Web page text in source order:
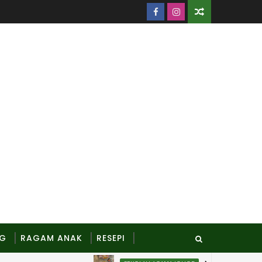
RAGAM ANAK RESEPI